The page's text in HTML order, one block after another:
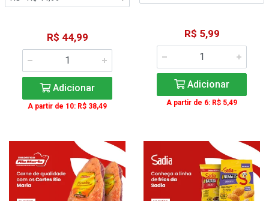
R$ 44,99
Adicionar
A partir de 10: R$ 38,49
R$ 5,99
Adicionar
A partir de 6: R$ 5,49